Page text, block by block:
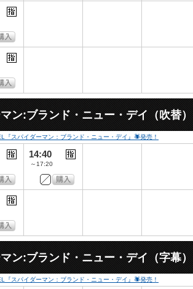
ン:ブランド・ニュー・デイ（吹替）
『スパイダーマン：ブランド・ニュー・デイ』🕷発売！
14:40
～17:20
ン:ブランド・ニュー・デイ（字幕）
『スパイダーマン：ブランド・ニュー・デイ』🕷発売！